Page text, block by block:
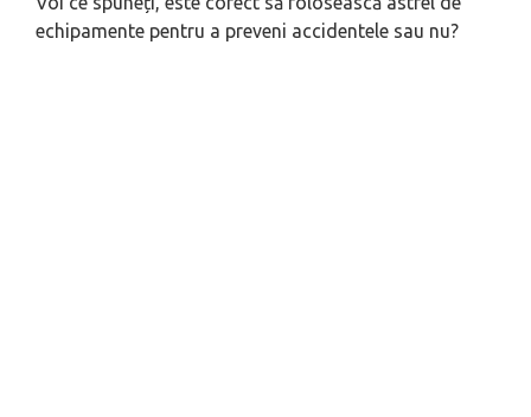
echipamente pentru a preveni accidentele sau nu?